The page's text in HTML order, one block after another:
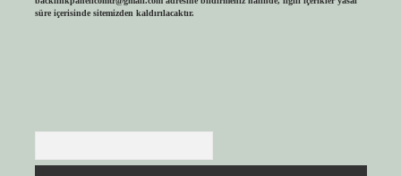
süre içerisinde sitemizden kaldırılacaktır.